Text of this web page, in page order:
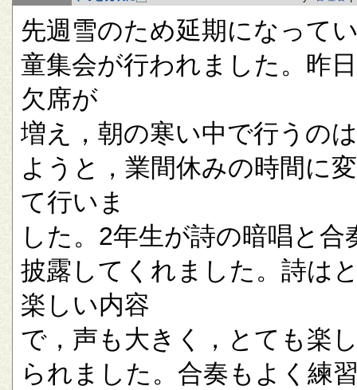
先週雪のため延期になって
童集会が行われました。昨
欠席が
増え，朝の寒い中で行うの
ようと，業間休みの時間に
て行いま
した。2年生が詩の暗唱と合
披露してくれました。詩は
楽しい内容
で，声も大きく，とても楽
られました。合奏もよく練